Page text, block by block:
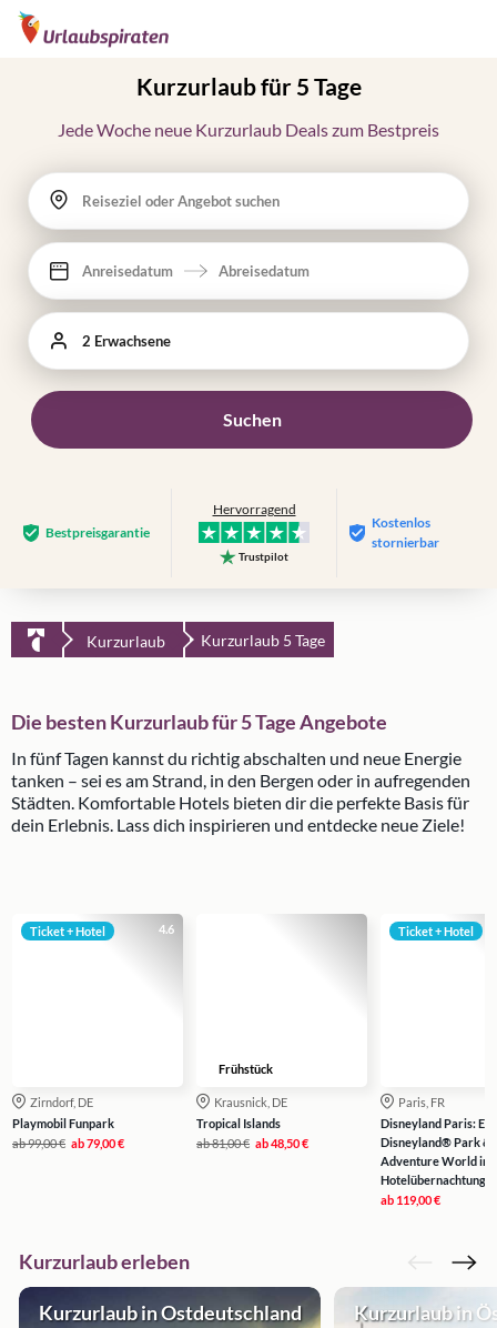
Kurzurlaub für 5 Tage
Jede Woche neue Kurzurlaub Deals zum Bestpreis
Reiseziel oder Angebot suchen
Anreisedatum Abreisedatum
2 Erwachsene
Suchen
Bestpreis­garantie
Hervorragend
Trustpilot
Kostenlos
stornierbar
Kurzurlaub Kurzurlaub 5 Tage
Die besten Kurzurlaub für 5 Tage Angebote
In fünf Tagen kannst du richtig abschalten und neue Energie
tanken – sei es am Strand, in den Bergen oder in aufregenden
Städten. Komfortable Hotels bieten dir die perfekte Basis für
dein Erlebnis. Lass dich inspirieren und entdecke neue Ziele!
4.6
Ticket + Hotel
Zirndorf, DE
Playmobil Funpark
ab99,00 € ab79,00 €
Frühstück
Krausnick, DE
Tropical Islands
ab81,00 € ab48,50 €
Ticket + Hotel
Paris, FR
Disneyland Paris:
Disneyland® Park &
Adventure World
Hotelübernachtung
ab 119,00 €
Kurzurlaub erleben
Kurzurlaub in Ostdeutschland Kurzurlaub in